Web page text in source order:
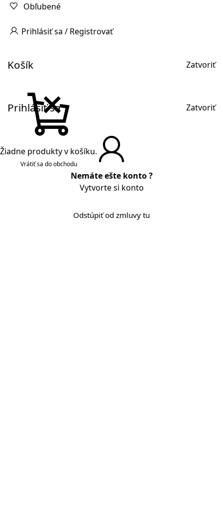
Obľubené
Prihlásiť sa / Registrovať
Košík Zatvoriť
Žiadne produkty v košíku.
Vrátiť sa do obchodu
Prihlásiť sa Zatvoriť
Nemáte ešte konto ?
Vytvorte si konto
Odstúpiť od zmluvy tu